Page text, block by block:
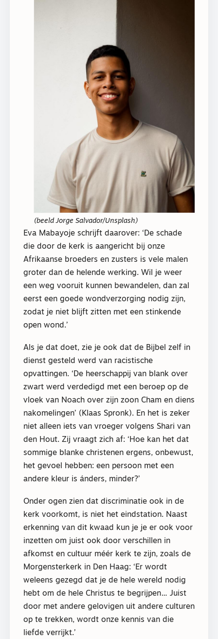
(beeld Jorge Salvador/Unsplash)
Eva Mabayoje schrijft daarover: ‘De schade
die door de kerk is aangericht bij onze
Afrikaanse broeders en zusters is vele malen
groter dan de helende werking. Wil je weer
een weg vooruit kunnen bewandelen, dan zal
eerst een goede wondverzorging nodig zijn,
zodat je niet blijft zitten met een stinkende
open wond.’
Als je dat doet, zie je ook dat de Bijbel zelf in
dienst gesteld werd van racistische
opvattingen. ‘De heerschappij van blank over
zwart werd verdedigd met een beroep op de
vloek van Noach over zijn zoon Cham en diens
nakomelingen’ (Klaas Spronk). En het is zeker
niet alleen iets van vroeger volgens Shari van
den Hout. Zij vraagt zich af: ‘Hoe kan het dat
sommige blanke christenen ergens, onbewust,
het gevoel hebben: een persoon met een
andere kleur is ánders, minder?’
Onder ogen zien dat discriminatie ook in de
kerk voorkomt, is niet het eindstation. Naast
erkenning van dit kwaad kun je je er ook voor
inzetten om juist ook door verschillen in
afkomst en cultuur méér kerk te zijn, zoals de
Morgensterkerk in Den Haag: ‘Er wordt
weleens gezegd dat je de hele wereld nodig
hebt om de hele Christus te begrijpen… Juist
door met andere gelovigen uit andere culturen
op te trekken, wordt onze kennis van die
liefde verrijkt.’